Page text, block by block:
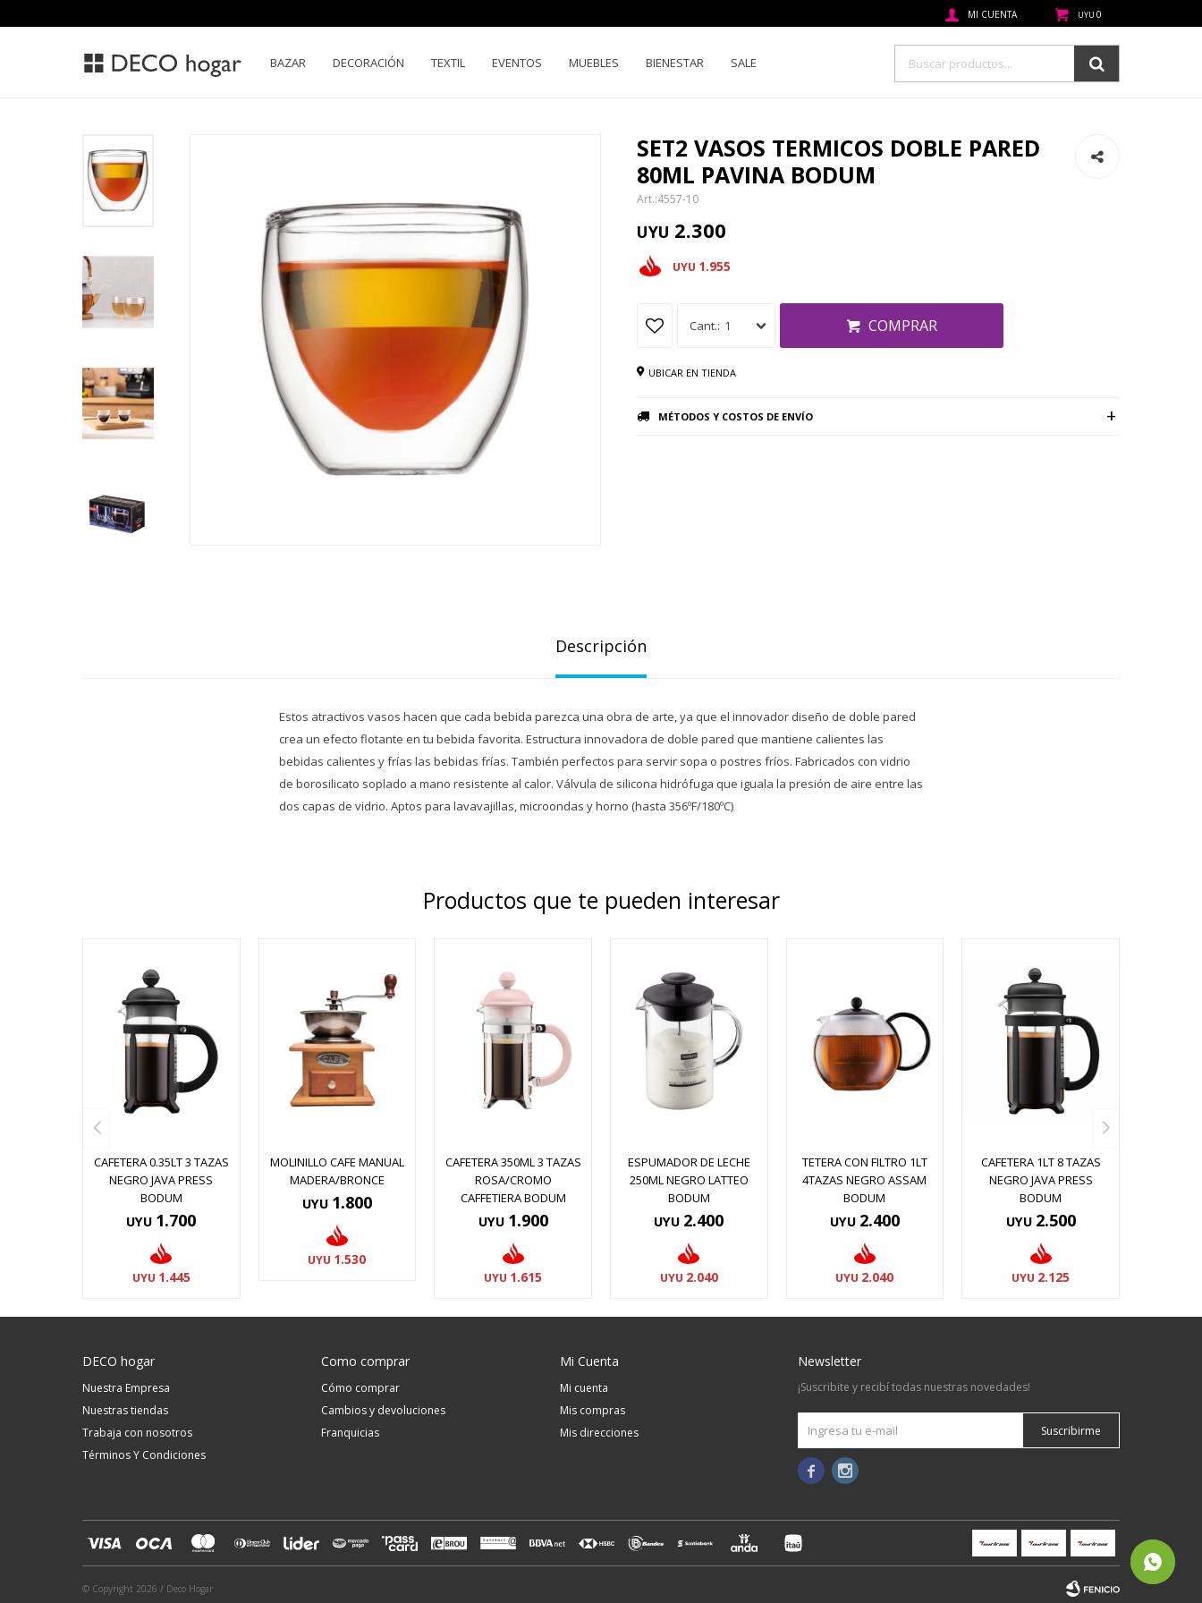
BAZAR DECORACIÓN TEXTIL EVENTOS MUEBLES BIENESTAR SALE
UYU 0
SET2 VASOS TERMICOS DOBLE PARED
80ML PAVINA BODUM
4557-10
UYU 2.300
UYU 1.955
1 COMPRAR
UBICAR EN TIENDA
MÉTODOS Y COSTOS DE ENVÍO
Descripción
Estos atractivos vasos hacen que cada bebida parezca una obra de arte, ya que el innovador diseño de doble pared
crea un efecto flotante en tu bebida favorita. Estructura innovadora de doble pared que mantiene calientes las
bebidas calientes y frías las bebidas frías. También perfectos para servir sopa o postres fríos. Fabricados con vidrio
de borosilicato soplado a mano resistente al calor. Válvula de silicona hidrófuga que iguala la presión de aire entre las
dos capas de vidrio. Aptos para lavavajillas, microondas y horno (hasta 356ºF/180ºC)
Productos que te pueden interesar
CAFETERA 0.35LT 3 TAZAS
NEGRO JAVA PRESS
BODUM
UYU 1.700
UYU 1.445
MOLINILLO CAFE MANUAL
MADERA/BRONCE
UYU 1.800
UYU 1.530
CAFETERA 350ML 3 TAZAS
ROSA/CROMO
CAFFETIERA BODUM
UYU 1.900
UYU 1.615
ESPUMADOR DE LECHE
250ML NEGRO LATTEO
BODUM
UYU 2.400
UYU 2.040
TETERA CON FILTRO 1LT
4TAZAS NEGRO ASSAM
BODUM
UYU 2.400
UYU 2.040
CAFETERA 1LT 8 TAZAS
NEGRO JAVA PRESS
BODUM
UYU 2.500
UYU 2.125
DECO hogar
Nuestra Empresa
Nuestras tiendas
Trabaja con nosotros
Términos Y Condiciones
Como comprar
Cómo comprar
Cambios y devoluciones
Franquicias
Mi Cuenta
Mi cuenta
Mis compras
Mis direcciones
Newsletter
¡Suscribite y recibí todas nuestras novedades!
Suscribirme
 
© Copyright 2026 / Deco Hogar